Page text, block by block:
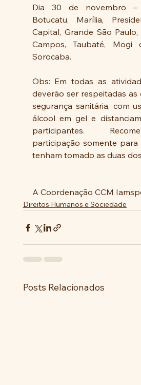
Dia 30 de novembro –
Botucatu, Marília,
Capital, Grande São
Campos, Taubaté, Mogi
Sorocaba.
Obs: Em todas as
deverão ser respeitadas as
segurança sanitária, com
álcool em gel e
participantes.
participação somente para
tenham tomado as duas
A Coordenação CCM
Direitos Humanos e Sociedade
Posts Relacionados